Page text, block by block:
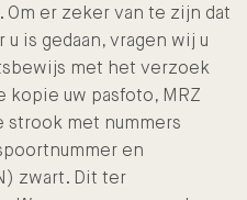
Om er zeker van te zijn dat
is gedaan, vragen wij u
met het verzoek
kopie uw pasfoto, MRZ
strook met nummers
en
zwart. Dit ter